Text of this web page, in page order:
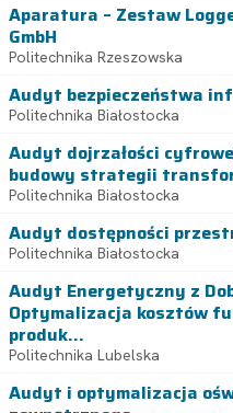
Aparatura – Zestaw
GmbH
Politechnika Rzeszowska
Audyt bezpieczeństwa
Politechnika Białostocka
Audyt dojrzałości
budowy strategii
Politechnika Białostocka
Audyt dostępności
Politechnika Białostocka
Audyt Energetyczny z
Optymalizacja kosztów
produk...
Politechnika Lubelska
Audyt i optymalizacja